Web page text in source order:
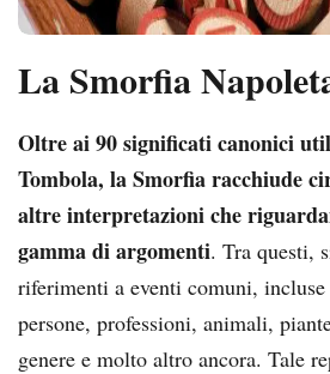
La Smorfia
Oltre ai 90 significati canonici
Tombola, la Smorfia racchiude
altre interpretazioni che
gamma di argomenti. Tra questi,
riferimenti a eventi comuni,
persone, professioni, animali,
genere e molto altro ancora. Tale